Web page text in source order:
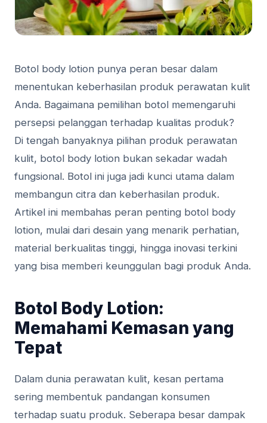
Botol body lotion punya peran besar dalam
menentukan keberhasilan produk perawatan kulit
Anda. Bagaimana pemilihan botol memengaruhi
persepsi pelanggan terhadap kualitas produk?
Di tengah banyaknya pilihan produk perawatan
kulit, botol body lotion bukan sekadar wadah
fungsional. Botol ini juga jadi kunci utama dalam
membangun citra dan keberhasilan produk.
Artikel ini membahas peran penting botol body
lotion, mulai dari desain yang menarik perhatian,
material berkualitas tinggi, hingga inovasi terkini
yang bisa memberi keunggulan bagi produk Anda.
Botol Body Lotion:
Memahami Kemasan yang
Tepat
Dalam dunia perawatan kulit, kesan pertama
sering membentuk pandangan konsumen
terhadap suatu produk. Seberapa besar dampak